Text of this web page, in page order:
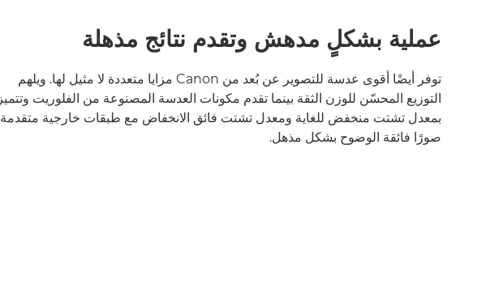
عملية بشكلٍ مدهش وتقدم نتائج مذهلة
توفر أيضًا أقوى عدسة للتصوير عن بُعد من Canon مزايا متعددة لا مثيل لها. ويلهم
التوزيع المحسّن للوزن الثقة بينما تقدم مكونات العدسة المصنوعة من الفلوريت وتتميز
بمعدل تشتت منخفض للغاية ومعدل تشتت فائق الانخفاض مع طبقات خارجية متقدمة
صورًا فائقة الوضوح بشكل مذهل.